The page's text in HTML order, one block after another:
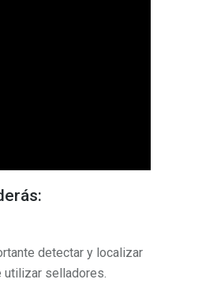
detectar y localizar
utilizar selladores.